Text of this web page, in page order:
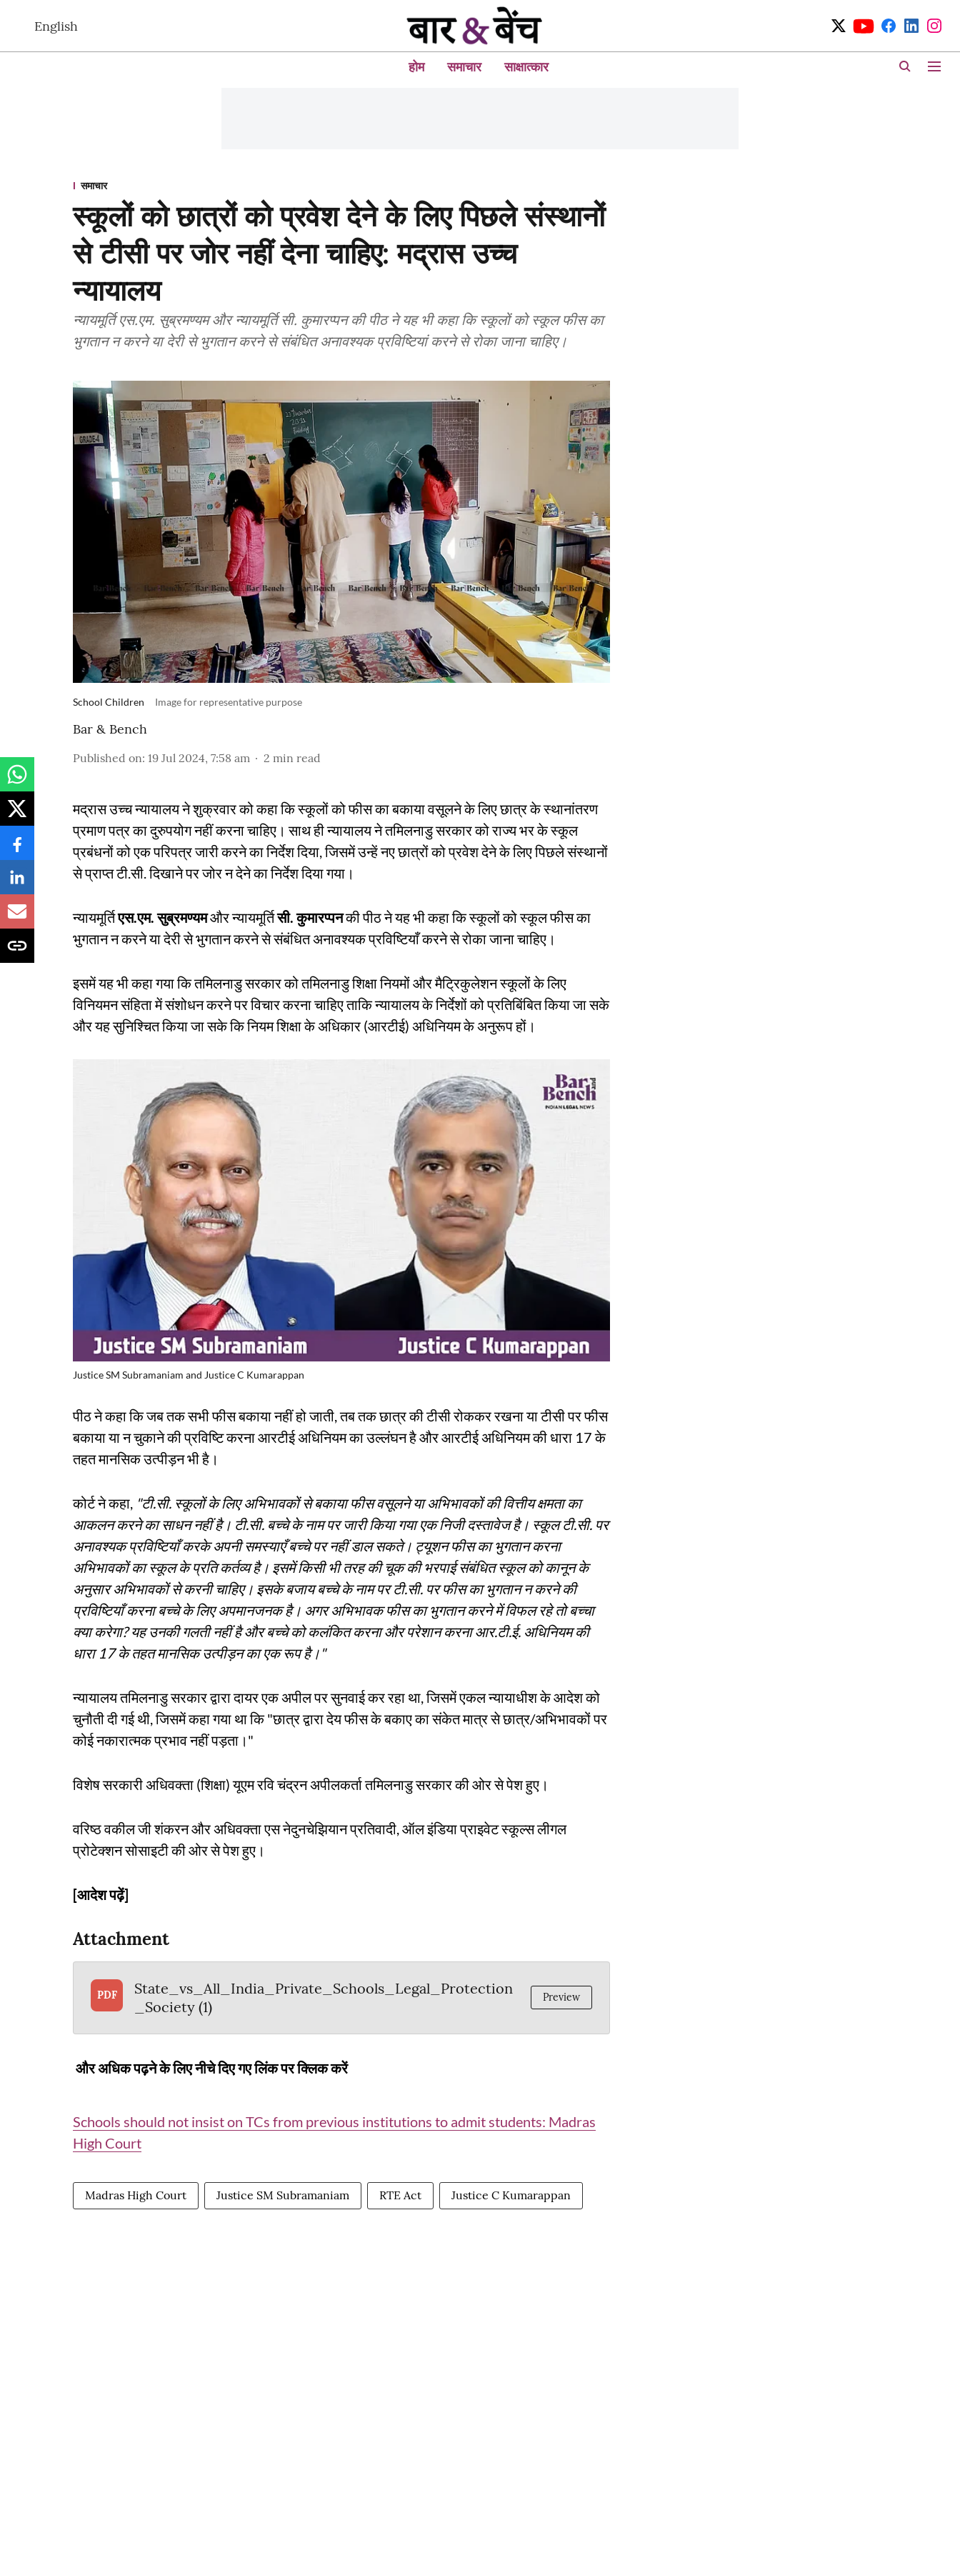
English
होम समाचार साक्षात्कार
समाचार
स्कूलों को छात्रों को प्रवेश देने के लिए पिछले संस्थानों
से टीसी पर जोर नहीं देना चाहिए: मद्रास उच्च
न्यायालय
न्यायमूर्ति एस.एम. सुब्रमण्यम और न्यायमूर्ति सी. कुमारप्पन की पीठ ने यह भी कहा कि स्कूलों को स्कूल फीस का
भुगतान न करने या देरी से भुगतान करने से संबंधित अनावश्यक प्रविष्टियां करने से रोका जाना चाहिए।
School Children Image for representative purpose
Bar & Bench
Published on: 19 Jul 2024, 7:58 am 2 min read
मद्रास उच्च न्यायालय ने शुक्रवार को कहा कि स्कूलों को फीस का बकाया वसूलने के लिए छात्र के स्थानांतरण
प्रमाण पत्र का दुरुपयोग नहीं करना चाहिए। साथ ही न्यायालय ने तमिलनाडु सरकार को राज्य भर के स्कूल
प्रबंधनों को एक परिपत्र जारी करने का निर्देश दिया, जिसमें उन्हें नए छात्रों को प्रवेश देने के लिए पिछले संस्थानों
से प्राप्त टी.सी. दिखाने पर जोर न देने का निर्देश दिया गया।
न्यायमूर्तिएस.एम. सुब्रमण्यमऔर न्यायमूर्तिसी. कुमारप्पनकी पीठ ने यह भी कहा कि स्कूलों को स्कूल फीस का
भुगतान न करने या देरी से भुगतान करने से संबंधित अनावश्यक प्रविष्टियाँ करने से रोका जाना चाहिए।
इसमें यह भी कहा गया कि तमिलनाडु सरकार को तमिलनाडु शिक्षा नियमों और मैट्रिकुलेशन स्कूलों के लिए
विनियमन संहिता में संशोधन करने पर विचार करना चाहिए ताकि न्यायालय के निर्देशों को प्रतिबिंबित किया जा सके
और यह सुनिश्चित किया जा सके कि नियम शिक्षा के अधिकार (आरटीई) अधिनियम के अनुरूप हों।
Justice SM Subramaniam and Justice C Kumarappan
पीठ ने कहा कि जब तक सभी फीस बकाया नहीं हो जाती, तब तक छात्र की टीसी रोककर रखना या टीसी पर फीस
बकाया या न चुकाने की प्रविष्टि करना आरटीई अधिनियम का उल्लंघन है और आरटीई अधिनियम की धारा 17 के
तहत मानसिक उत्पीड़न भी है।
कोर्ट ने कहा, "टी.सी. स्कूलों के लिए अभिभावकों से बकाया फीस वसूलने या अभिभावकों की वित्तीय क्षमता का
आकलन करने का साधन नहीं है। टी.सी. बच्चे के नाम पर जारी किया गया एक निजी दस्तावेज है। स्कूल टी.सी. पर
अनावश्यक प्रविष्टियाँ करके अपनी समस्याएँ बच्चे पर नहीं डाल सकते। ट्यूशन फीस का भुगतान करना
अभिभावकों का स्कूल के प्रति कर्तव्य है। इसमें किसी भी तरह की चूक की भरपाई संबंधित स्कूल को कानून के
अनुसार अभिभावकों से करनी चाहिए। इसके बजाय बच्चे के नाम पर टी.सी. पर फीस का भुगतान न करने की
प्रविष्टियाँ करना बच्चे के लिए अपमानजनक है। अगर अभिभावक फीस का भुगतान करने में विफल रहे तो बच्चा
क्या करेगा? यह उनकी गलती नहीं है और बच्चे को कलंकित करना और परेशान करना आर.टी.ई. अधिनियम की
धारा 17 के तहत मानसिक उत्पीड़न का एक रूप है।"
न्यायालय तमिलनाडु सरकार द्वारा दायर एक अपील पर सुनवाई कर रहा था, जिसमें एकल न्यायाधीश के आदेश को
चुनौती दी गई थी, जिसमें कहा गया था कि "छात्र द्वारा देय फीस के बकाए का संकेत मात्र से छात्र/अभिभावकों पर
कोई नकारात्मक प्रभाव नहीं पड़ता।"
विशेष सरकारी अधिवक्ता (शिक्षा) यूएम रवि चंद्रन अपीलकर्ता तमिलनाडु सरकार की ओर से पेश हुए।
वरिष्ठ वकील जी शंकरन और अधिवक्ता एस नेदुनचेझियान प्रतिवादी, ऑल इंडिया प्राइवेट स्कूल्स लीगल
प्रोटेक्शन सोसाइटी की ओर से पेश हुए।
[आदेश पढ़ें]
Attachment
PDF
State_vs_All_India_Private_Schools_Legal_Protection
_Society (1)
Preview
और अधिक पढ़ने के लिए नीचे दिए गए लिंक पर क्लिक करें
Schools should not insist on TCs from previous institutions to admit students: Madras
High Court
Madras High Court Justice SM Subramaniam RTE Act Justice C Kumarappan